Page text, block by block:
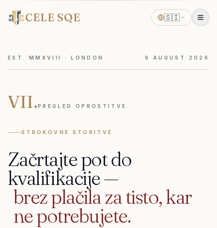
CELE SQE 🇸🇮
EST. MMXVIII · LONDON 9 AUGUST 2026
VII.PREGLED OPROSTITVE
STROKOVNE STORITVE
Začrtajtepotdo
kvalifikacije—
brezplačilazatisto,kar
nepotrebujete.